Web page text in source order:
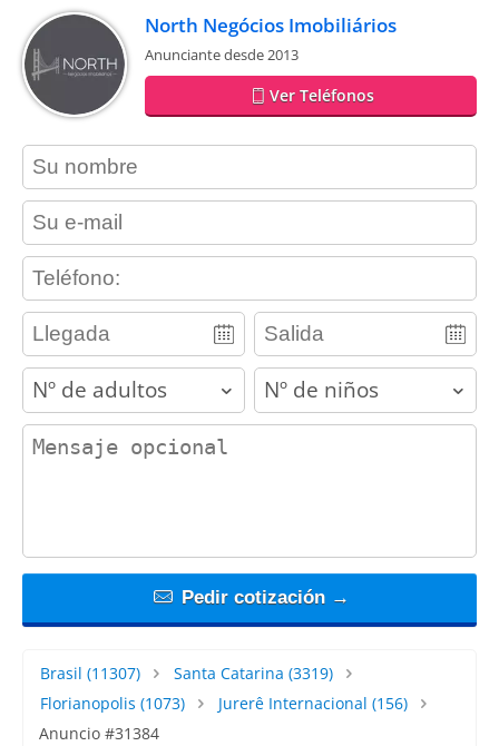
North Negócios Imobiliários
Anunciante desde 2013
Ver Teléfonos
contact_name
contact_email
contact_phone
adults children
contact_message
Pedir cotización →
Brasil (11307) Santa Catarina (3319)
Florianopolis (1073) Jurerê Internacional (156)
Anuncio #31384